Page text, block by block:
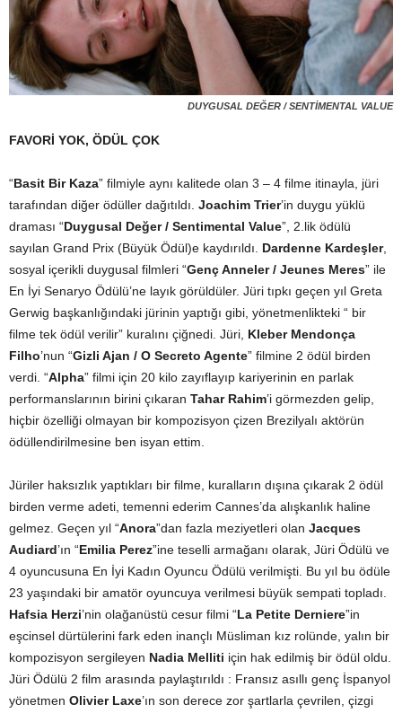
DUYGUSAL DEĞER / SENTİMENTAL VALUE
FAVORİ YOK, ÖDÜL ÇOK
“Basit Bir Kaza” filmiyle aynı kalitede olan 3 – 4 filme itinayla, jüri
tarafından diğer ödüller dağıtıldı. Joachim Trier’in duygu yüklü
draması “Duygusal Değer / Sentimental Value”, 2.lik ödülü
sayılan Grand Prix (Büyük Ödül)e kaydırıldı. Dardenne Kardeşler,
sosyal içerikli duygusal filmleri “Genç Anneler / Jeunes Meres” ile
En İyi Senaryo Ödülü’ne layık görüldüler. Jüri tıpkı geçen yıl Greta
Gerwig başkanlığındaki jürinin yaptığı gibi, yönetmenlikteki “ bir
filme tek ödül verilir” kuralını çiğnedi. Jüri, Kleber Mendonça
Filho’nun “Gizli Ajan / O Secreto Agente” filmine 2 ödül birden
verdi. “Alpha” filmi için 20 kilo zayıflayıp kariyerinin en parlak
performanslarının birini çıkaran Tahar Rahim’i görmezden gelip,
hiçbir özelliği olmayan bir kompozisyon çizen Brezilyalı aktörün
ödüllendirilmesine ben isyan ettim.
Jüriler haksızlık yaptıkları bir filme, kuralların dışına çıkarak 2 ödül
birden verme adeti, temenni ederim Cannes’da alışkanlık haline
gelmez. Geçen yıl “Anora”dan fazla meziyetleri olan Jacques
Audiard’ın “Emilia Perez”ine teselli armağanı olarak, Jüri Ödülü ve
4 oyuncusuna En İyi Kadın Oyuncu Ödülü verilmişti. Bu yıl bu ödüle
23 yaşındaki bir amatör oyuncuya verilmesi büyük sempati topladı.
Hafsia Herzi’nin olağanüstü cesur filmi “La Petite Derniere”in
eşcinsel dürtülerini fark eden inançlı Müsliman kız rolünde, yalın bir
kompozisyon sergileyen Nadia Melliti için hak edilmiş bir ödül oldu.
Jüri Ödülü 2 film arasında paylaştırıldı : Fransız asıllı genç İspanyol
yönetmen Olivier Laxe’ın son derece zor şartlarla çevrilen, çizgi